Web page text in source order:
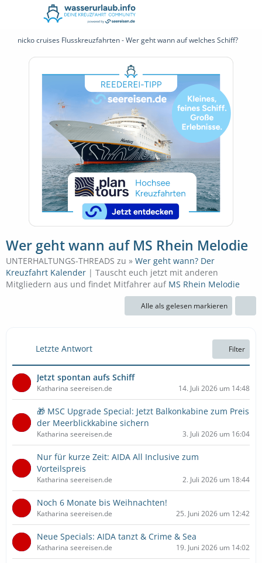
nicko cruises Flusskreuzfahrten - Wer geht wann auf welches Schiff?
Wer geht wann auf MS Rhein Melodie
UNTERHALTUNGS-THREADS zu » Wer geht wann? Der
Kreuzfahrt Kalender | Tauscht euch jetzt mit anderen
Mitgliedern aus und findet Mitfahrer auf MS Rhein Melodie
Alle als gelesen markieren
Letzte Antwort Filter
Jetzt spontan aufs Schiff
Katharina seereisen.de 14. Juli 2026 um 14:48
🎁 MSC Upgrade Special: Jetzt Balkonkabine zum Preis
der Meerblickkabine sichern
Katharina seereisen.de 3. Juli 2026 um 16:04
Nur für kurze Zeit: AIDA All Inclusive zum
Vorteilspreis
Katharina seereisen.de 2. Juli 2026 um 18:44
Noch 6 Monate bis Weihnachten!
Katharina seereisen.de 25. Juni 2026 um 12:42
Neue Specials: AIDA tanzt & Crime & Sea
Katharina seereisen.de 19. Juni 2026 um 14:02